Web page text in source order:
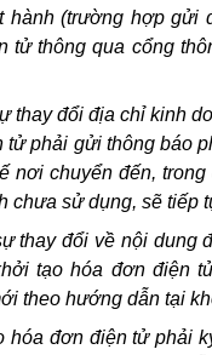
hành (trường hợp gửi
tử thông qua cổng
thay đổi địa chỉ kinh
tử phải gửi thông báo
nơi chuyển đến,
chưa sử dụng, sẽ tiếp
thay đổi về nội dung
tạo hóa đơn điện
theo hướng dẫn tại
hóa đơn điện tử phải